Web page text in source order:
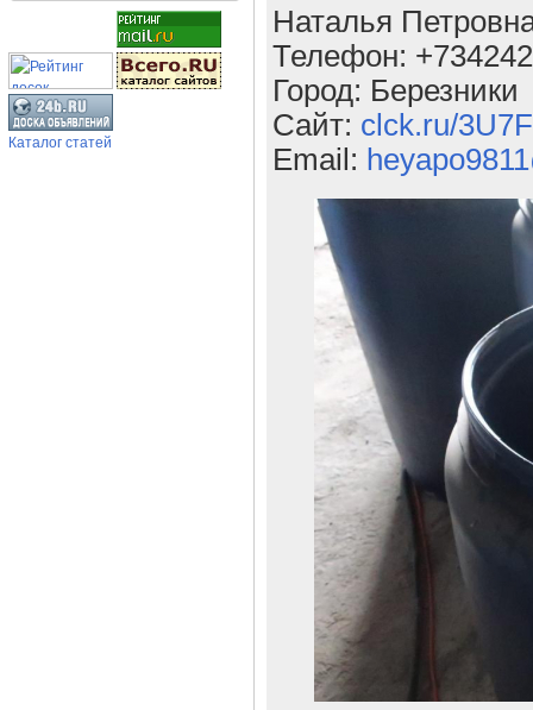
Каталог статей
Наталья
Телефон:
Город: Березники
Сайт: clck.ru/
Email: